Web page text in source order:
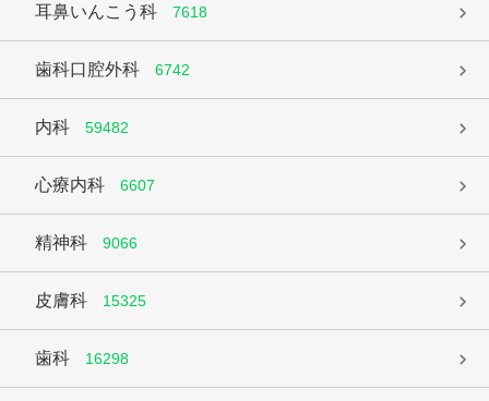
耳鼻いんこう科 7618
歯科口腔外科 6742
内科 59482
心療内科 6607
精神科 9066
皮膚科 15325
歯科 16298